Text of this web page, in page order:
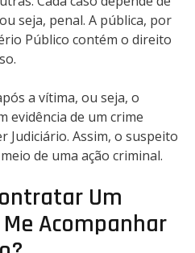
seja, penal. A pública, por
Público contém o direito
a vítima, ou seja, o
evidência de um crime
Judiciário. Assim, o suspeito
de uma ação criminal.
Um
Acompanhar